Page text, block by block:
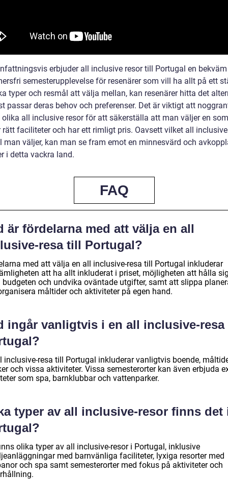
erbjuder all inclusive resor till Portugal en
semesterupplevelse för resenärer som vill ha allt på ett
typer och resmål att välja mellan, kan resenärer hitta det
passar deras behov och preferenser. Det är viktigt att
all inclusive resor för att säkerställa att man väljer en som
rätt faciliteter och har ett rimligt pris. Oavsett vilket all
man väljer, kan man se fram emot en minnesvärd och
i detta vackra land.
FAQ
är fördelarna med att välja en all
resa till Portugal?
med att välja en all inclusive-resa till Portugal inkluderar
att ha allt inkluderat i priset, möjligheten att hålla
budgeten och undvika oväntade utgifter, samt att slippa
måltider och aktiviteter på egen hand.
ingår vanligtvis i en all inclusive-
inclusive-resa till Portugal inkluderar vanligtvis boende,
och vissa aktiviteter. Vissa semesterorter kan även erbjuda
som spa, barnklubbar och vattenparker.
typer av all inclusive-resor finns det
olika typer av all inclusive-resor i Portugal, inklusive
med barnvänliga faciliteter, lyxiga resorter med
och spa samt semesterorter med fokus på aktiviteter och